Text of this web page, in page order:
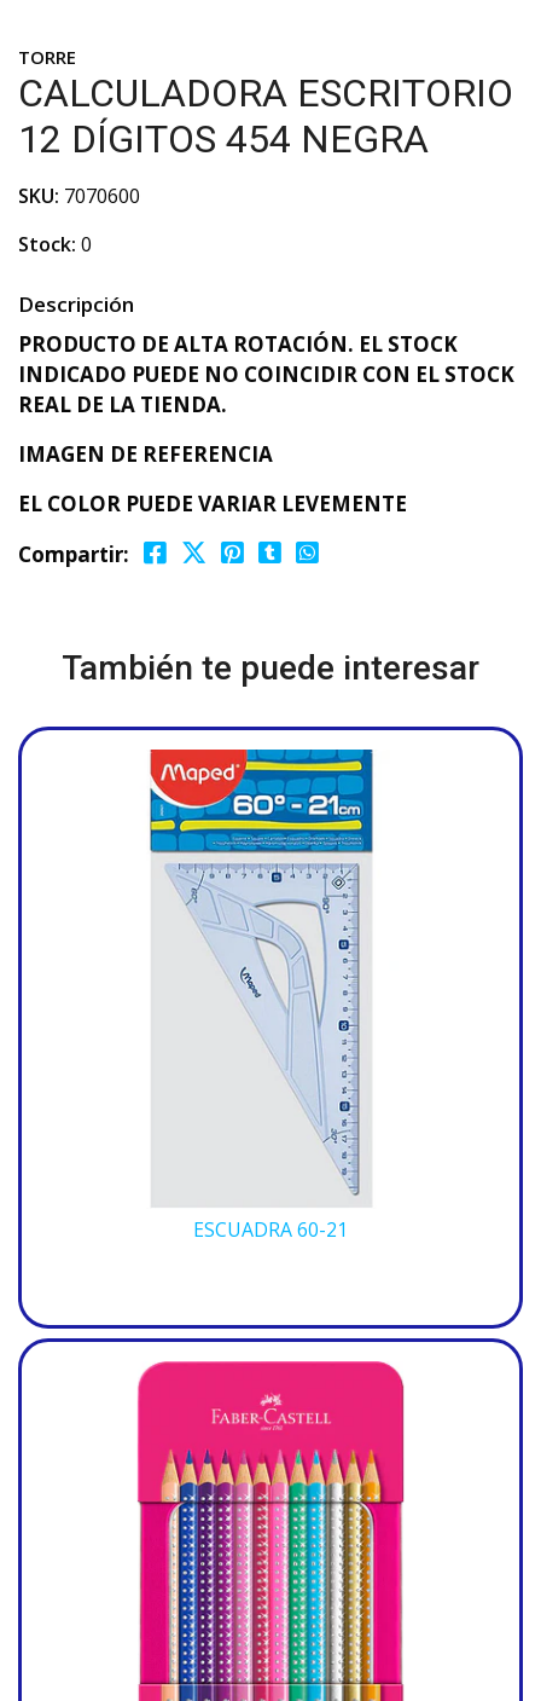
TORRE
CALCULADORA ESCRITORIO
12 DÍGITOS 454 NEGRA
SKU: 7070600
Stock: 0
Descripción
PRODUCTO DE ALTA ROTACIÓN. EL STOCK
INDICADO PUEDE NO COINCIDIR CON EL STOCK
REAL DE LA TIENDA.
IMAGEN DE REFERENCIA
EL COLOR PUEDE VARIAR LEVEMENTE
Compartir:
También te puede interesar
ESCUADRA 60-21